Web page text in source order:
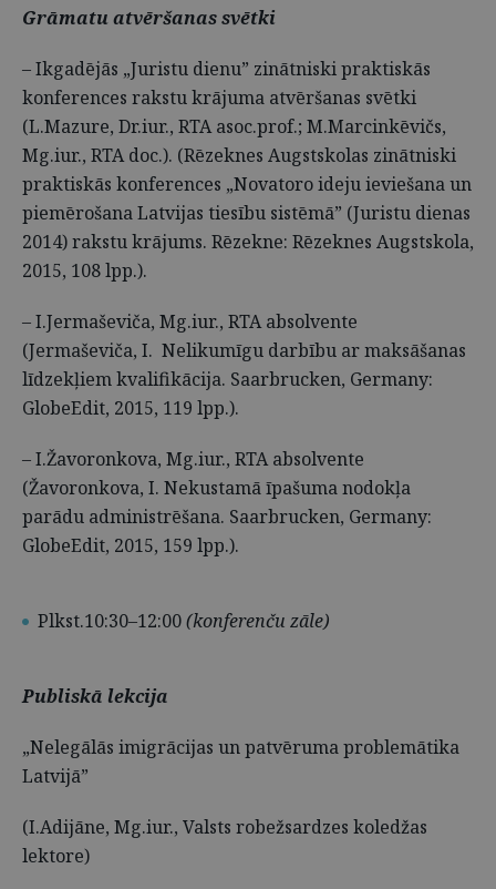
Grāmatu atvēršanas svētki
– Ikgadējās „Juristu dienu” zinātniski praktiskās
konferences rakstu krājuma atvēršanas svētki
(L.Mazure, Dr.iur., RTA asoc.prof.; M.Marcinkēvičs,
Mg.iur., RTA doc.). (Rēzeknes Augstskolas zinātniski
praktiskās konferences „Novatoro ideju ieviešana un
piemērošana Latvijas tiesību sistēmā” (Juristu dienas
2014) rakstu krājums. Rēzekne: Rēzeknes Augstskola,
2015, 108 lpp.).
– I.Jermaševiča, Mg.iur., RTA absolvente
(Jermaševiča, I. Nelikumīgu darbību ar maksāšanas
līdzekļiem kvalifikācija. Saarbrucken, Germany:
GlobeEdit, 2015, 119 lpp.).
– I.Žavoronkova, Mg.iur., RTA absolvente
(Žavoronkova, I. Nekustamā īpašuma nodokļa
parādu administrēšana. Saarbrucken, Germany:
GlobeEdit, 2015, 159 lpp.).
Plkst.10:30–12:00(konferenču zāle)
Publiskā lekcija
„Nelegālās imigrācijas un patvēruma problemātika
Latvijā”
(I.Adijāne, Mg.iur., Valsts robežsardzes koledžas
lektore)